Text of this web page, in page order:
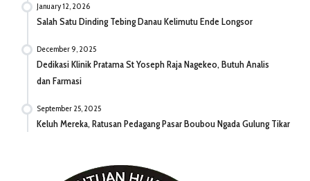
January 12, 2026
Salah Satu Dinding Tebing Danau Kelimutu Ende Longsor
December 9, 2025
Dedikasi Klinik Pratama St Yoseph Raja Nagekeo, Butuh Analis
dan Farmasi
September 25, 2025
Keluh Mereka, Ratusan Pedagang Pasar Boubou Ngada Gulung Tikar